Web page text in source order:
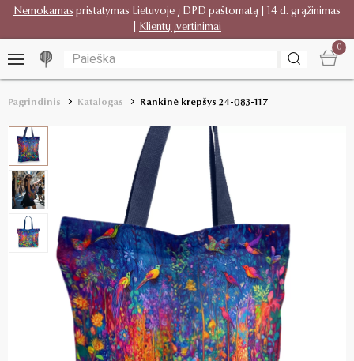
Nemokamas pristatymas Lietuvoje į DPD paštomatą | 14 d. grąžinimas
Klientų įvertinimai
0
Pagrindinis Katalogas Rankinė krepšys 24-083-117